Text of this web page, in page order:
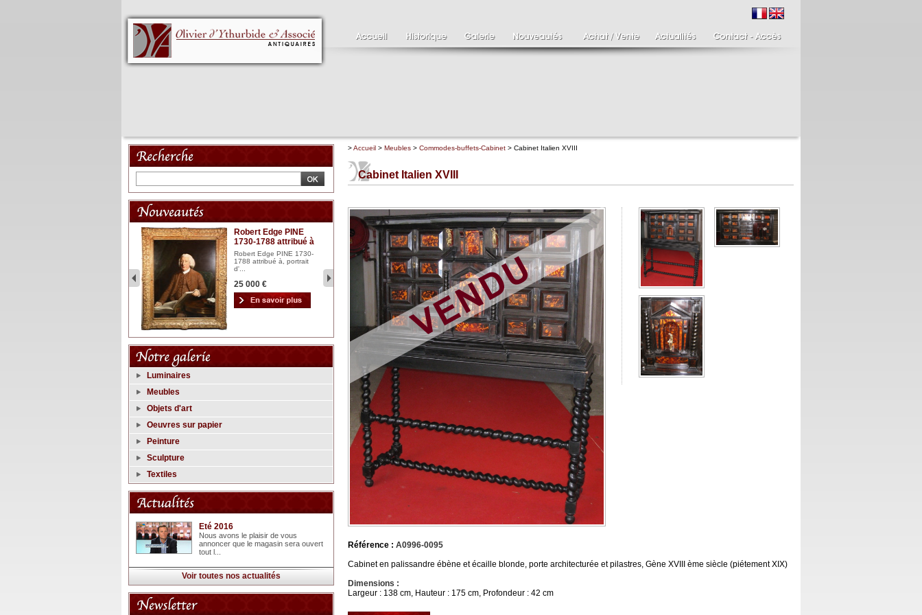
Robert Edge PINE
1730-1788 attribué à
Robert Edge PINE 1730-
1788 attribué à, portrait
d'...
25 000 €
Clément SERVEAU
1886-1972
Clément SERVEAU 1886-
1972 "Portrait de Boxer"
Hui...
2 500 €
Paire de bougeoirs fin
XVIIIème
Paire de bougeoirs putti
tenant une torchère en
1 700 €
Luminaires
Meubles
Objets d'art
Oeuvres sur papier
Peinture
Sculpture
Textiles
Eté 2016
Nous avons le plaisir de vous
annoncer que le magasin sera ouvert
tout l...
Voir toutes nos actualités
>Accueil > Meubles > Commodes-buffets-Cabinet > Cabinet Italien XVIII
Cabinet Italien XVIII
Référence : A0996-0095
Cabinet en palissandre ébène et écaille blonde, porte architecturée et pilastres, Gène XVIII ème siècle (piétement XIX)
Dimensions :
Largeur : 138 cm, Hauteur : 175 cm, Profondeur : 42 cm